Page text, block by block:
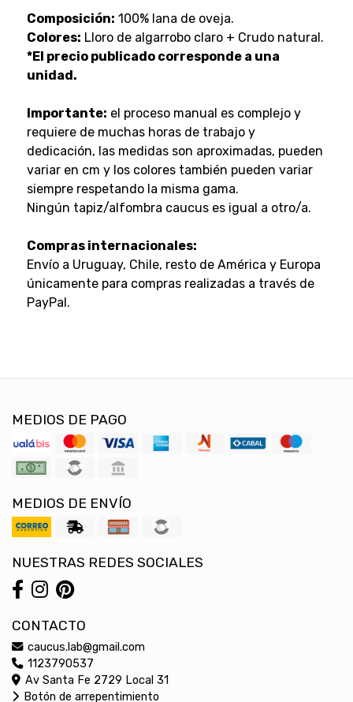
Composición: 100% lana de oveja.
Colores: Lloro de algarrobo claro + Crudo natural.
*El precio publicado corresponde a una
unidad.
Importante: el proceso manual es complejo y
requiere de muchas horas de trabajo y
dedicación, las medidas son aproximadas, pueden
variar en cm y los colores también pueden variar
siempre respetando la misma gama.
Ningún tapiz/alfombra caucus es igual a otro/a.
Compras internacionales:
Envío a Uruguay, Chile, resto de América y Europa
únicamente para compras realizadas a través de
PayPal.
MEDIOS DE PAGO
MEDIOS DE ENVÍO
NUESTRAS REDES SOCIALES
CONTACTO
caucus.lab@gmail.com
1123790537
Av Santa Fe 2729 Local 31
Botón de arrepentimiento